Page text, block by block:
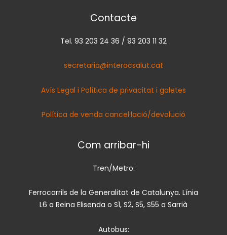
Contacte
Tel. 93 203 24 36 / 93 203 11 32
secretaria@interacsalut.cat
Avís Legal i Política de privacitat i galetes
Política de venda cancel·lació/devolució
Com arribar-hi
Tren/Metro:
Ferrocarrils de la Generalitat de Catalunya. Línia
L6 a Reina Elisenda o S1, S2, S5, S55 a Sarrià
Autobus: